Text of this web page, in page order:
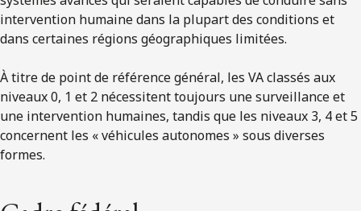
intervention humaine dans la plupart des conditions et
dans certaines régions géographiques limitées.
À titre de point de référence général, les VA classés aux
niveaux 0, 1 et 2 nécessitent toujours une surveillance et
une intervention humaines, tandis que les niveaux 3, 4 et 5
concernent les « véhicules autonomes » sous diverses
formes.